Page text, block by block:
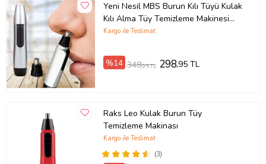
Yeni Nesil MBS Burun Kılı Tüyü Kulak
Kılı Alma Tüy Temizleme Makinesi
Kablosuz
Kargo ile Teslimat
%14 348,95 TL 298,95 TL
Raks Leo Kulak Burun Tüy
Temizleme Makinası
(3)
Kargo ile Teslimat